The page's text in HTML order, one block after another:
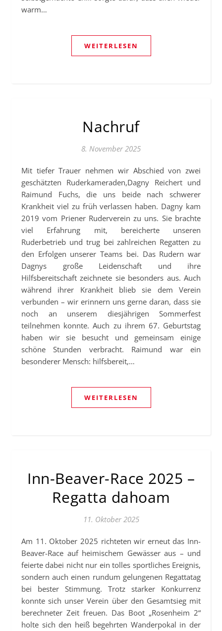
warm…
WEITERLESEN
Nachruf
8. November 2025
Mit tiefer Trauer nehmen wir Abschied von zwei
geschätzten Ruderkameraden,Dagny Reichert und
Raimund Fuchs, die uns beide nach schwerer
Krankheit viel zu früh verlassen haben. Dagny kam
2019 vom Priener Ruderverein zu uns. Sie brachte
viel Erfahrung mit, bereicherte unseren
Ruderbetrieb und trug bei zahlreichen Regatten zu
den Erfolgen unserer Teams bei. Das Rudern war
Dagnys große Leidenschaft und ihre
Hilfsbereitschaft zeichnete sie besonders aus. Auch
während ihrer Krankheit blieb sie dem Verein
verbunden – wir erinnern uns gerne daran, dass sie
noch an unserem diesjährigen Sommerfest
teilnehmen konnte. Auch zu ihrem 67. Geburtstag
haben wir sie besucht und gemeinsam einige
schöne Stunden verbracht. Raimund war ein
besonderer Mensch: hilfsbereit,…
WEITERLESEN
Inn-Beaver-Race 2025 –
Regatta dahoam
11. Oktober 2025
Am 11. Oktober 2025 richteten wir erneut das Inn-
Beaver-Race auf heimischem Gewässer aus – und
feierte dabei nicht nur ein tolles sportliches Ereignis,
sondern auch einen rundum gelungenen Regattatag
bei bester Stimmung. Trotz starker Konkurrenz
konnte sich unser Verein über den Gesamtsieg mit
berechneter Zeit freuen. Das Boot „Rosenheim 2“
holte sich den heiß begehrten Wanderpokal in der